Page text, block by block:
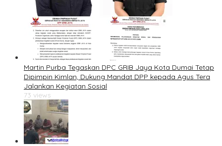
Martin Purba Tegaskan DPC GRIB Jaya Kota Dumai Tetap
Dipimpin Kimlan, Dukung Mandat DPP kepada Agus Tera
Jalankan Kegiatan Sosial
73 views